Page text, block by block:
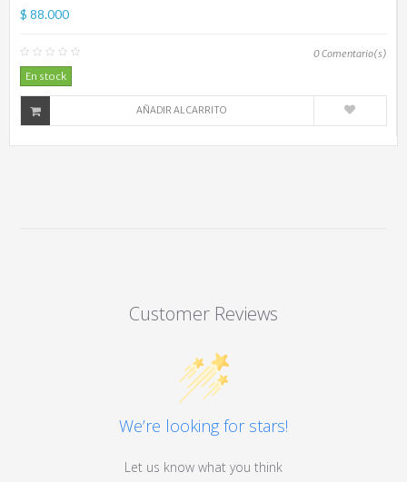
$ 88.000
0Comentario(s)
En stock
AÑADIR AL CARRITO
Customer Reviews
We’re looking for stars!
Let us know what you think